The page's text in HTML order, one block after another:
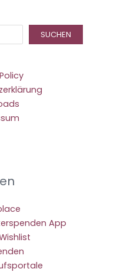
SUCHEN
App